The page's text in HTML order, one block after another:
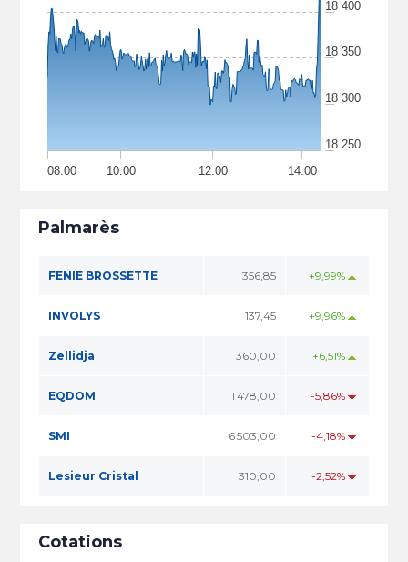
08:00 10:00 12:00 14:00
18 250
18 300
18 350
18 400
Palmarès
FENIE BROSSETTE 356,85 +9,99%
INVOLYS 137,45 +9,96%
Zellidja 360,00 +6,51%
EQDOM 1 478,00 -5,86%
SMI 6 503,00 -4,18%
Lesieur Cristal 310,00 -2,52%
Cotations